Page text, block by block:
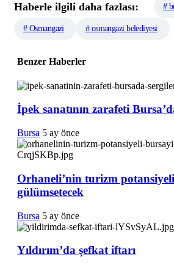
Haberle ilgili daha fazlası: #
# Osmangazi # osmangazi belediyesi
Benzer Haberler
İpek sanatının zarafeti
Bursa 5 ay önce
Orhaneli’nin turizm potansiyeli
gülümsetecek
Bursa 5 ay önce
Yıldırım’da şefkat iftarı